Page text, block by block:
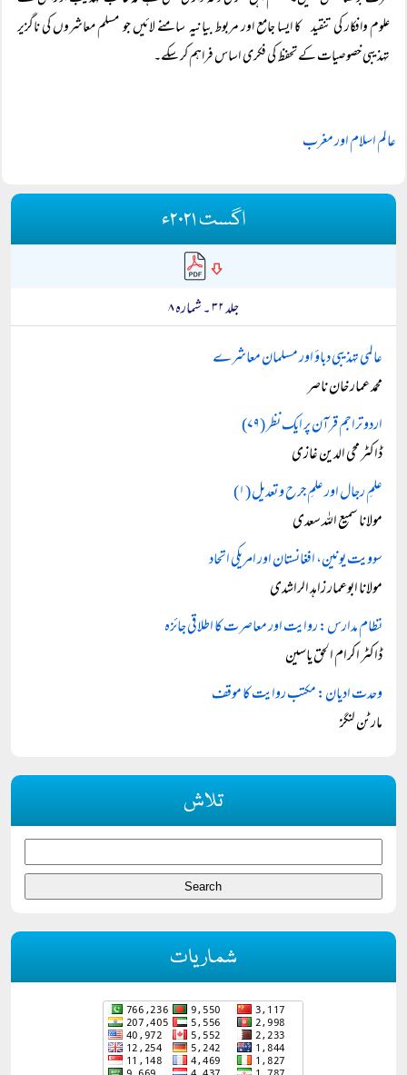
علوم وافکار کی تنقید کا ایسا جامع اور مربوط بیانیہ سامنے لائیں جو مسلم معاشروں کی ناگزیر
تہذیبی خصوصیات کے تحفظ کی فکری اساس فراہم کر سکے۔
عالم اسلام اور مغرب
اگست ۲۰۲۱ء
جلد ۳۲ ۔ شمارہ ۸
عالمی تہذیبی دباؤ اور مسلمان معاشرے
محمد عمار خان ناصر
اردو تراجم قرآن پر ایک نظر (۷۹)
ڈاکٹر محی الدین غازی
علمِ رجال اور علمِ جرح و تعدیل (۱)
مولانا سمیع اللہ سعدی
سوویت یونین، افغانستان اور امریکی اتحاد
مولانا ابوعمار زاہد الراشدی
نظام مدارس: روایت اور معاصرت کا اطلاقی جائزہ
ڈاکٹر اکرام الحق یاسین
وحدت ادیان: مکتب روایت کا موقف
مارٹن لنگز
تلاش
شماریات